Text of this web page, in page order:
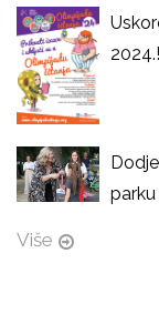
2024.!
parku
Više